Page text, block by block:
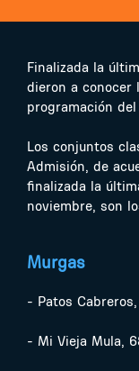
Finalizada la
dieron a conocer
programación
Los conjuntos
Admisión, de
finalizada la
noviembre, son
Murgas
- Patos
- Mi Vieja Mula,